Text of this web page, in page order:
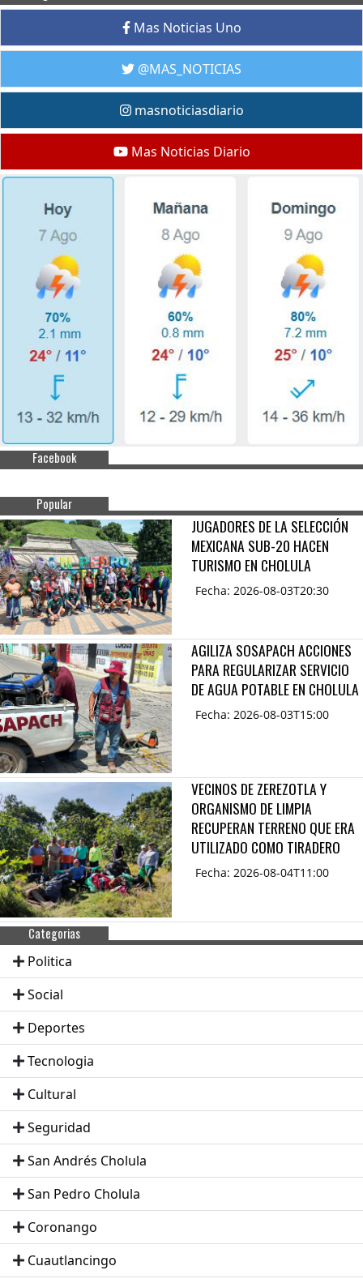
Mas Noticias Uno
@MAS_NOTICIAS
masnoticiasdiario
Mas Noticias Diario
Facebook
Popular
JUGADORES DE LA SELECCIÓN
MEXICANA SUB-20 HACEN
TURISMO EN CHOLULA
Fecha: 2026-08-03T20:30
AGILIZA SOSAPACH ACCIONES
PARA REGULARIZAR SERVICIO
DE AGUA POTABLE EN CHOLULA
Fecha: 2026-08-03T15:00
VECINOS DE ZEREZOTLA Y
ORGANISMO DE LIMPIA
RECUPERAN TERRENO QUE ERA
UTILIZADO COMO TIRADERO
Fecha: 2026-08-04T11:00
Categorias
Politica
Social
Deportes
Tecnologia
Cultural
Seguridad
San Andrés Cholula
San Pedro Cholula
Coronango
Cuautlancingo